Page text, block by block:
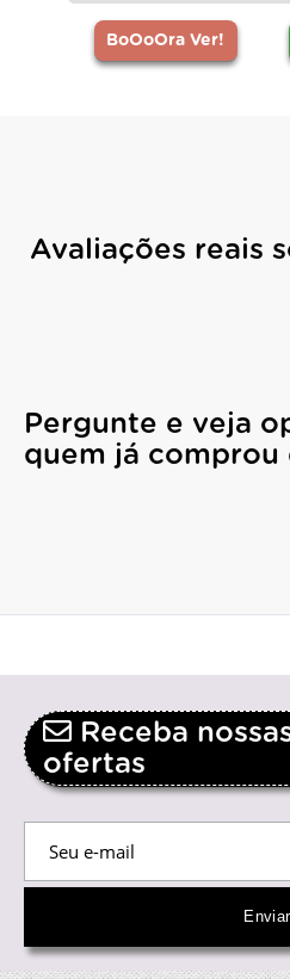
BoOoOra Ver!
Avaliações reais
Pergunte e veja
quem já
Receba
ofertas